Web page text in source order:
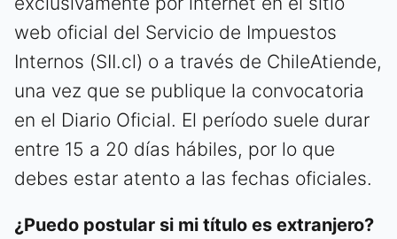
web oficial del Servicio de Impuestos
Internos (SII.cl) o a través de ChileAtiende,
una vez que se publique la convocatoria
en el Diario Oficial. El período suele durar
entre 15 a 20 días hábiles, por lo que
debes estar atento a las fechas oficiales.
¿Puedo postular si mi título es extranjero?